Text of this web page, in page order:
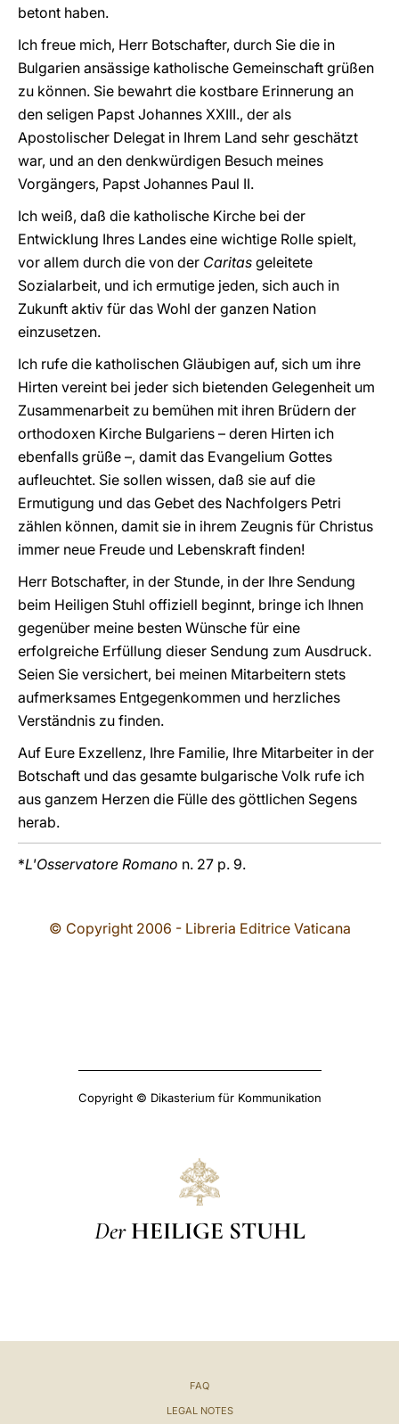
betont haben.
Ich freue mich, Herr Botschafter, durch Sie die in
Bulgarien ansässige katholische Gemeinschaft grüßen
zu können. Sie bewahrt die kostbare Erinnerung an
den seligen Papst Johannes XXIII., der als
Apostolischer Delegat in Ihrem Land sehr geschätzt
war, und an den denkwürdigen Besuch meines
Vorgängers, Papst Johannes Paul II.
Ich weiß, daß die katholische Kirche bei der
Entwicklung Ihres Landes eine wichtige Rolle spielt,
vor allem durch die von der Caritas geleitete
Sozialarbeit, und ich ermutige jeden, sich auch in
Zukunft aktiv für das Wohl der ganzen Nation
einzusetzen.
Ich rufe die katholischen Gläubigen auf, sich um ihre
Hirten vereint bei jeder sich bietenden Gelegenheit um
Zusammenarbeit zu bemühen mit ihren Brüdern der
orthodoxen Kirche Bulgariens – deren Hirten ich
ebenfalls grüße –, damit das Evangelium Gottes
aufleuchtet. Sie sollen wissen, daß sie auf die
Ermutigung und das Gebet des Nachfolgers Petri
zählen können, damit sie in ihrem Zeugnis für Christus
immer neue Freude und Lebenskraft finden!
Herr Botschafter, in der Stunde, in der Ihre Sendung
beim Heiligen Stuhl offiziell beginnt, bringe ich Ihnen
gegenüber meine besten Wünsche für eine
erfolgreiche Erfüllung dieser Sendung zum Ausdruck.
Seien Sie versichert, bei meinen Mitarbeitern stets
aufmerksames Entgegenkommen und herzliches
Verständnis zu finden.
Auf Eure Exzellenz, Ihre Familie, Ihre Mitarbeiter in der
Botschaft und das gesamte bulgarische Volk rufe ich
aus ganzem Herzen die Fülle des göttlichen Segens
herab.
*L'Osservatore Romano n. 27 p. 9.
© Copyright 2006 - Libreria Editrice Vaticana
Copyright © Dikasterium für Kommunikation
Der HEILIGE STUHL
FAQ
LEGAL NOTES